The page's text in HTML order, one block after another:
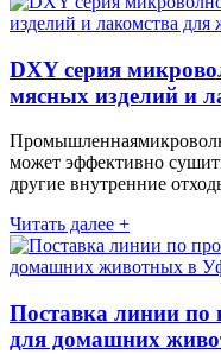
DXY серия
мясных изделий и
может эффективно
другие внутренние
Читать далее +
Поставка линии по
для домашних